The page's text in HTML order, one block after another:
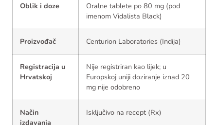
Oblik i doze
Oralne tablete po 80 mg (pod
imenom Vidalista Black)
Proizvođač Centurion Laboratories (Indija)
Registracija u
Hrvatskoj
Nije registriran kao lijek; u
Europskoj uniji doziranje iznad 20
mg nije odobreno
Način
izdavanja
Isključivo na recept (Rx)